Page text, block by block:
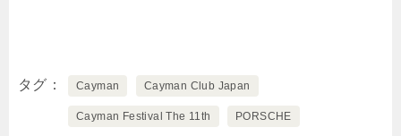
タグ Cayman Cayman Club Japan
Cayman Festival The 11th PORSCHE